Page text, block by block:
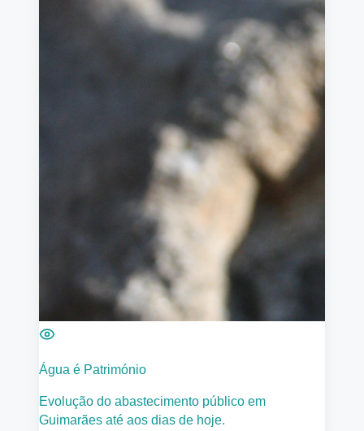
Água é Património
Evolução do abastecimento público em
Guimarães até aos dias de hoje.